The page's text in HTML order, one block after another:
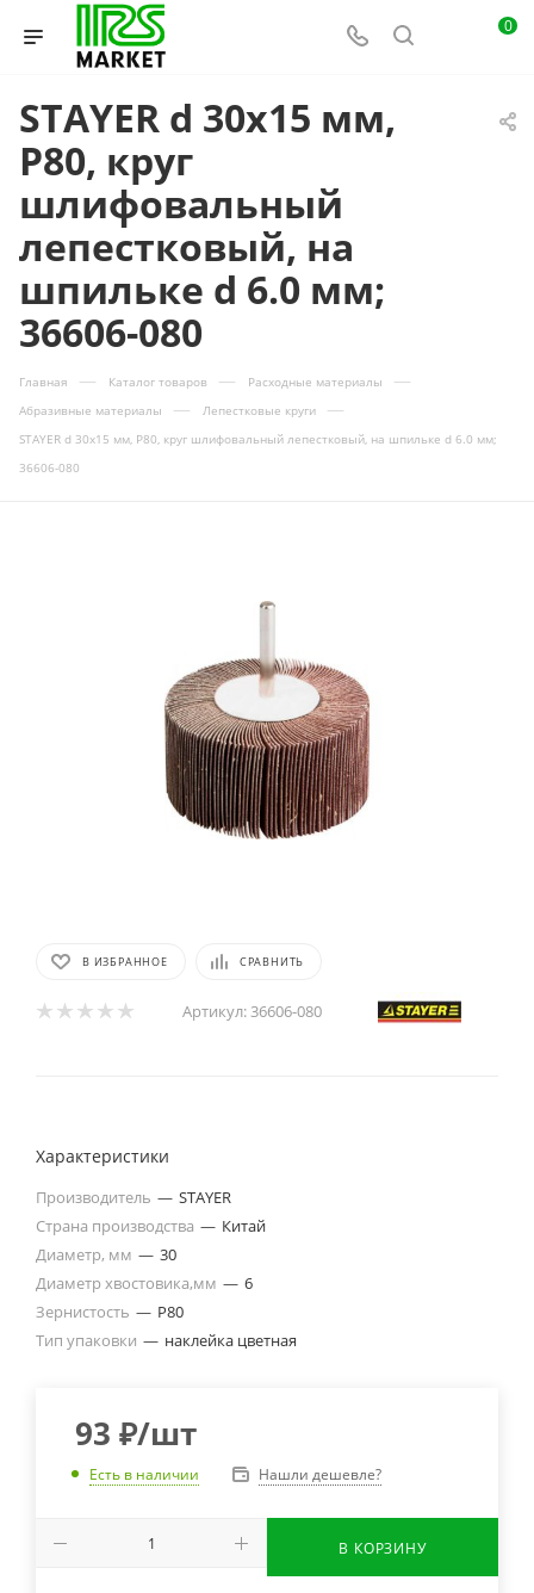
0
STAYER d 30x15 мм,
P80, круг
шлифовальный
лепестковый, на
шпильке d 6.0 мм;
36606-080
Главная — Каталог товаров — Расходные материалы —
Абразивные материалы — Лепестковые круги —
STAYER d 30x15 мм, P80, круг шлифовальный лепестковый, на шпильке d 6.0 мм;
36606-080
В ИЗБРАННОЕ СРАВНИТЬ
Артикул:36606-080
Характеристики
Производитель — STAYER
Страна производства — Китай
Диаметр, мм — 30
Диаметр хвостовика,мм — 6
Зернистость — P80
Тип упаковки — наклейка цветная
93 ₽/шт
Есть в наличии Нашли дешевле?
В КОРЗИНУ